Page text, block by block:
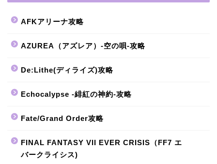
AFKアリーナ攻略
AZUREA（アズレア）-空の唄-攻略
De:Lithe(ディライズ)攻略
Echocalypse -緋紅の神約-攻略
Fate/Grand Order攻略
FINAL FANTASY VII EVER CRISIS（FF7 エ
バークライシス)